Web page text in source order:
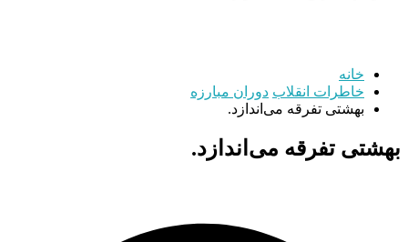
خانه
خاطرات انقلاب دوران مبارزه
بهشتی تفرقه می‌اندازد.
بهشتی تفرقه می‌اندازد.